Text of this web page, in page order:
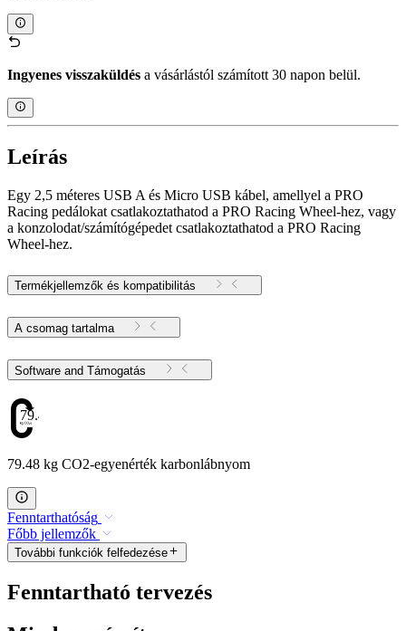
Ingyenes visszaküldés a vásárlástól számított 30 napon belül.
Leírás
Egy 2,5 méteres USB A és Micro USB kábel, amellyel a PRO
Racing pedálokat csatlakoztathatod a PRO Racing Wheel-hez, vagy
a konzolodat/számítógépedet csatlakoztathatod a PRO Racing
Wheel-hez.
Termékjellemzők és kompatibilitás
A csomag tartalma
Software and Támogatás
79.48
79.48 kg CO2-egyenérték karbonlábnyom
Fenntarthatóság
Főbb jellemzők
További funkciók felfedezése
Fenntartható tervezés